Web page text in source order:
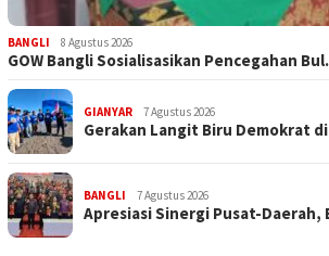
BANGLI 8 Agustus 2026
GOW Bangli Sosialisasikan Pencegahan
GIANYAR 7 Agustus 2026
Gerakan Langit Biru Demokrat
BANGLI 7 Agustus 2026
Apresiasi Sinergi Pusat-